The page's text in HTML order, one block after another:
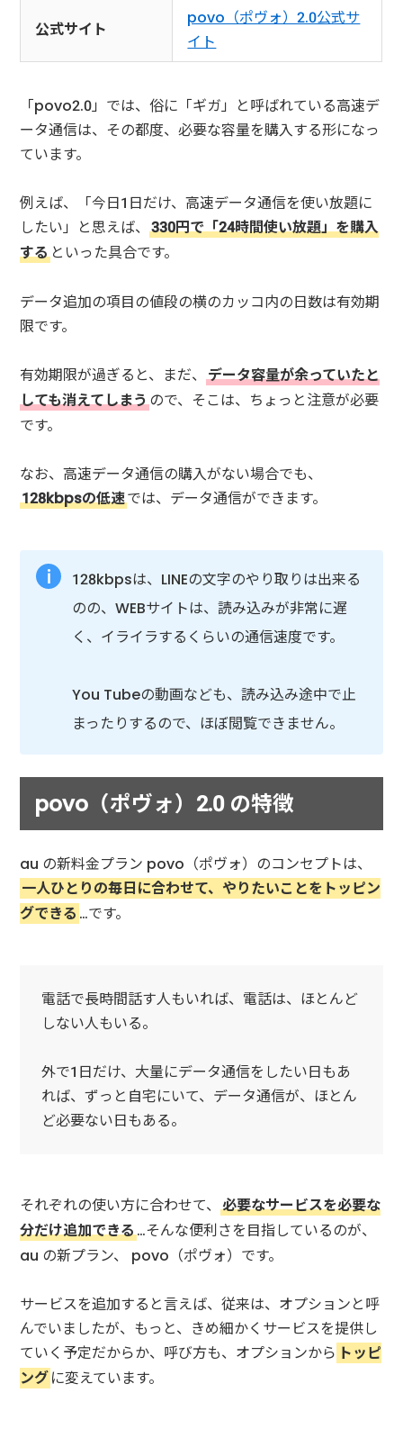
公式サイト
povo（ポヴォ）2.0公式サ
イト
「povo2.0」では、俗に「ギガ」と呼ばれている高速デ
ータ通信は、その都度、必要な容量を購入する形になっ
ています。
例えば、「今日1日だけ、高速データ通信を使い放題に
したい」と思えば、330円で「24時間使い放題」を購入
するといった具合です。
データ追加の項目の値段の横のカッコ内の日数は有効期
限です。
有効期限が過ぎると、まだ、データ容量が余っていたと
しても消えてしまうので、そこは、ちょっと注意が必要
です。
なお、高速データ通信の購入がない場合でも、
128kbpsの低速では、データ通信ができます。
128kbpsは、LINEの文字のやり取りは出来る
のの、WEBサイトは、読み込みが非常に遅
く、イライラするくらいの通信速度です。
You Tubeの動画なども、読み込み途中で止
まったりするので、ほぼ閲覧できません。
povo（ポヴォ）2.0 の特徴
au の新料金プラン povo（ポヴォ）のコンセプトは、
一人ひとりの毎日に合わせて、やりたいことをトッピン
グできる …です。
電話で長時間話す人もいれば、電話は、ほとんど
しない人もいる。
外で1日だけ、大量にデータ通信をしたい日もあ
れば、ずっと自宅にいて、データ通信が、ほとん
ど必要ない日もある。
それぞれの使い方に合わせて、必要なサービスを必要な
分だけ追加できる…そんな便利さを目指しているのが、
au の新プラン、 povo（ポヴォ）です。
サービスを追加すると言えば、従来は、オプションと呼
んでいましたが、もっと、きめ細かくサービスを提供し
ていく予定だからか、呼び方も、オプションから トッピ
ングに変えています。